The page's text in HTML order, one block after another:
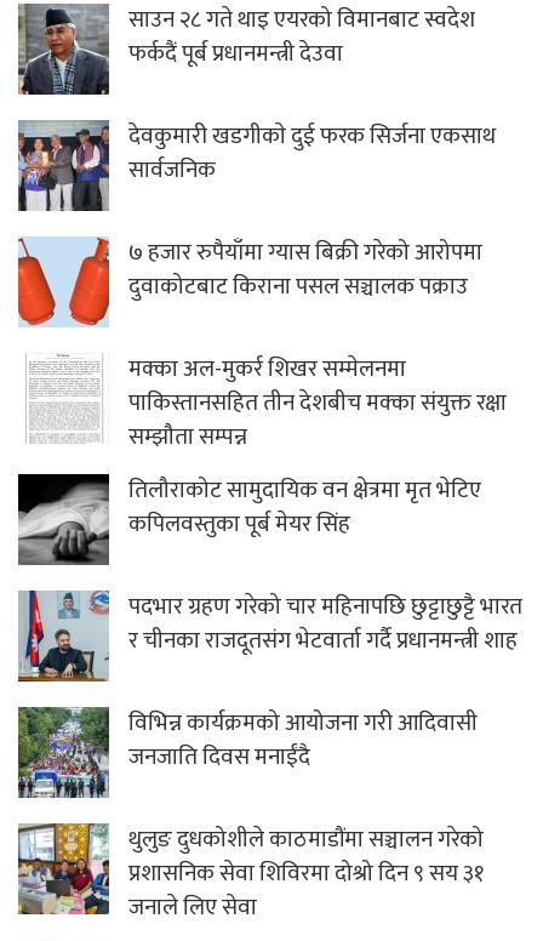
साउन २८ गते थाइ एयरको विमानबाट स्वदेश
फर्कदैं पूर्ब प्रधानमन्त्री देउवा
देवकुमारी खडगीकाे दुई फरक सिर्जना एकसाथ
सार्वजनिक
७ हजार रुपैयाँमा ग्यास बिक्री गरेको आरोपमा
दुवाकोटबाट किराना पसल सञ्चालक पक्राउ
मक्का अल-मुकर्र शिखर सम्मेलनमा
पाकिस्तानसहित तीन देशबीच मक्का संयुक्त रक्षा
सम्झौता सम्पन्न
तिलौराकोट सामुदायिक वन क्षेत्रमा मृत भेटिए
कपिलवस्तुका पूर्ब मेयर सिंह
पदभार ग्रहण गरेको चार महिनापछि छुट्टाछुट्टै भारत
र चीनका राजदूतसंग भेटवार्ता गर्दै प्रधानमन्त्री शाह
विभिन्न कार्यक्रमको आयोजना गरी आदिवासी
जनजाति दिवस मनाईंदै
थुलुङ दुधकोशीले काठमाडौंमा सञ्चालन गरेको
प्रशासनिक सेवा शिविरमा दोश्रो दिन ९ सय ३१
जनाले लिए सेवा